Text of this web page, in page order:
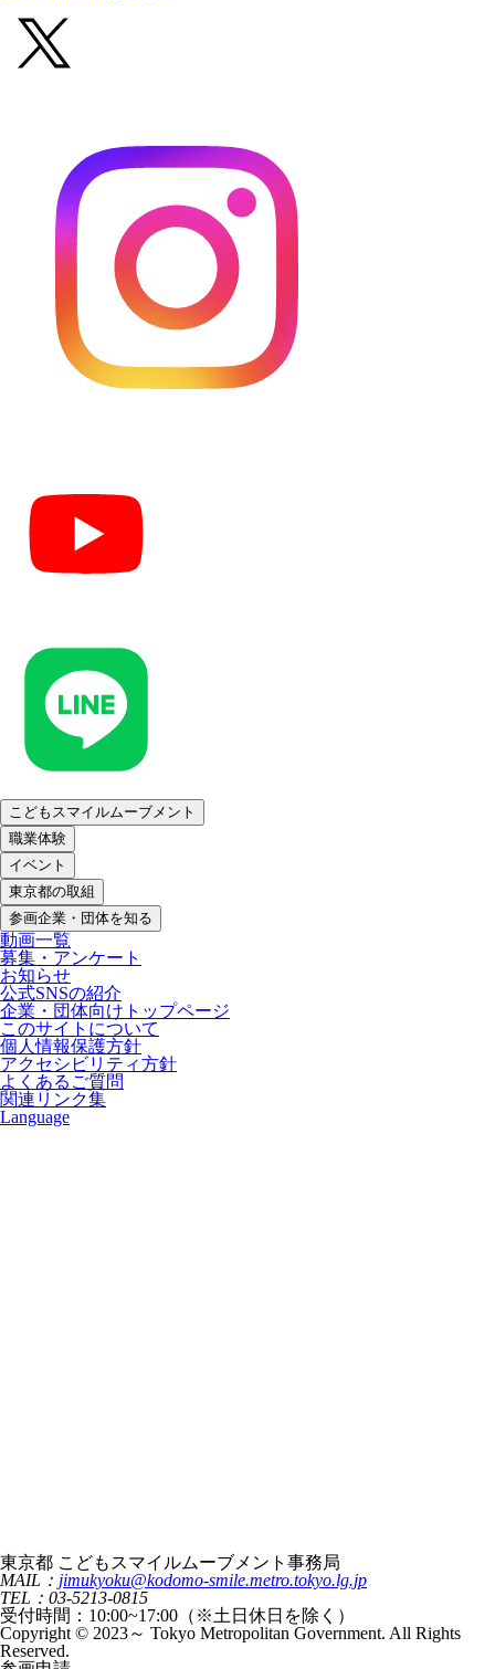
こどもスマイルムーブメント
職業体験
イベント
東京都の取組
参画企業・団体を知る
動画一覧
募集・アンケート
お知らせ
公式SNSの紹介
企業・団体向けトップページ
このサイトについて
個人情報保護方針
アクセシビリティ方針
よくあるご質問
関連リンク集
Language
東京都 こどもスマイルムーブメント事務局
MAIL： jimukyoku@kodomo-smile.metro.tokyo.lg.jp
TEL：03-5213-0815
受付時間：10:00~17:00（※土日休日を除く）
Copyright © 2023～ Tokyo Metropolitan Government. All Rights
Reserved.